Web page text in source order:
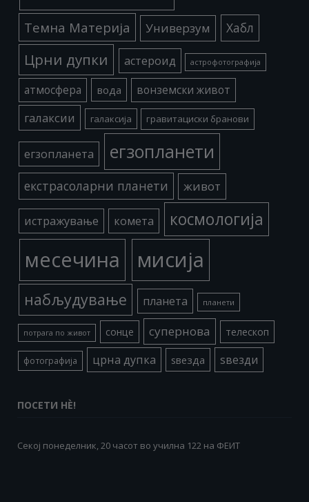
Темна Материја Универзум Хабл
Црни дупки астероид астрофотографија
атмосфера вода вонземски живот
галаксии галаксија гравитациски бранови
егзопланета егзопланети
екстрасоларни планети живот
истражување комета космологија
месечина мисија
набљудување планета планети
потрага по живот сонце супернова телескоп
фотографија црна дупка ѕвезда ѕвезди
ПОСЕТИ НÈ!
Секој понеделник, 20 часот во училна 122 на ФЕИТ